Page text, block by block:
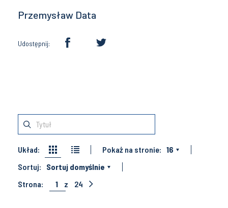
Przemysław Data
Udostępnij:
Układ: Pokaż na stronie: 16
Sortuj:
Sortuj domyślnie
Strona:
1 z 24